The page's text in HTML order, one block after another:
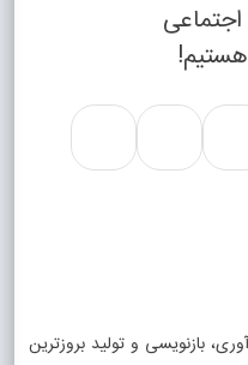
بازنویسی و تولید بروزترین